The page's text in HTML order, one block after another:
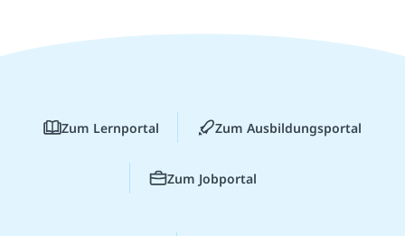
Zum Lernportal Zum Ausbildungsportal
Zum Jobportal